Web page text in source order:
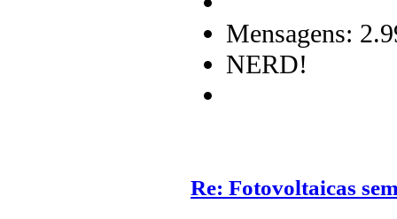
Mensagens:
NERD!
Re: Fotovoltaicas